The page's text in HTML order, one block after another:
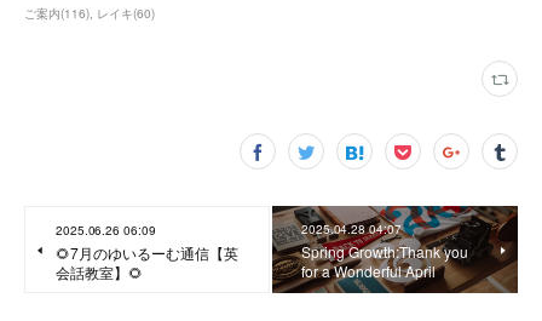
ご案内(116) レイキ(60)
2025.06.26 06:09
🌻7月のゆいるーむ通信【英
会話教室】🌻
2025.04.28 04:07
Spring Growth:Thank you
for a Wonderful April